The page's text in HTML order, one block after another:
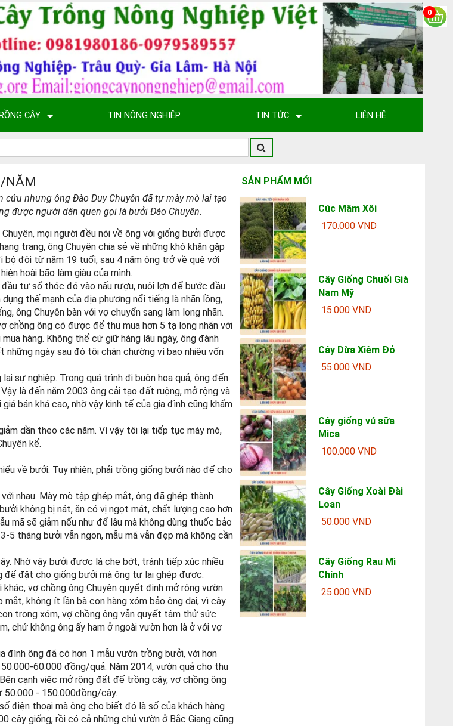
CÂY TIN NÔNG NGHIỆP TIN TỨC LIÊN HỆ
0
NĂM
nhưng ông Đào Duy Chuyên đã tự mày mò lai tạo
được người dân quen gọi là bưởi Đào Chuyên.
mọi người đều nói về ông với giống bưởi được
trang, ông Chuyên chia sẻ về những khó khăn gặp
bộ đội từ năm 19 tuổi, sau 4 năm ông trở về quê với
hoài bão làm giàu của mình.
tư số thóc đó vào nấu rượu, nuôi lợn để bước đầu
thế mạnh của địa phương nổi tiếng là nhãn lồng,
ông Chuyên bàn với vợ chuyển sang làm long nhãn.
chồng ông có được để thu mua hơn 5 tạ long nhãn với
hàng. Không thể cứ giữ hàng lâu ngày, ông đành
những ngày sau đó tôi chán chường vì bao nhiêu vốn
sự nghiệp. Trong quá trình đi buôn hoa quả, ông đến
là đến năm 2003 ông cải tạo đất ruộng, mở rộng và
bán khá cao, nhờ vậy kinh tế của gia đình cũng khấm
dần theo các năm. Vì vậy tôi lại tiếp tục mày mò,
kể.
về bưởi. Tuy nhiên, phải trồng giống bưởi nào để cho
nhau. Mày mò tập ghép mắt, ông đã ghép thành
không bị nát, ăn có vị ngọt mát, chất lượng cao hơn
mã sẽ giảm nếu như để lâu mà không dùng thuốc bảo
5 tháng bưởi vẫn ngon, mẫu mã vẫn đẹp mà không cần
Nhờ vậy bưởi được lá che bớt, tránh tiếp xúc nhiều
để đặt cho giống bưởi mà ông tự lai ghép được.
vợ chồng ông Chuyên quyết định mở rộng vườn
không ít lần bà con hàng xóm bảo ông dại, vì cây
trong xóm, vợ chồng ông vẫn quyết tâm thử sức
chứ không ông ấy ham ở ngoài vườn hơn là ở với vợ
đình ông đã có hơn 1 mẫu vườn trồng bưởi, với hơn
60.000 đồng/quả. Năm 2014, vườn quả cho thu
cạnh việc mở rộng đất để trồng cây, vợ chồng ông
50.000 - 150.000đồng/cây.
điện thoại mà ông cho biết đó là số của khách hàng
cây giống, rồi có cả những chủ vườn ở Bắc Giang cũng
SẢN PHẨM MỚI
Cúc Mâm Xôi
170.000 VND
Cây Giống Chuối Già
Nam Mỹ
15.000 VND
Cây Dừa Xiêm Đỏ
55.000 VND
Cây giống vú sữa
Mica
100.000 VND
Cây Giống Xoài Đài
Loan
50.000 VND
Cây Giống Rau Mì
Chính
25.000 VND